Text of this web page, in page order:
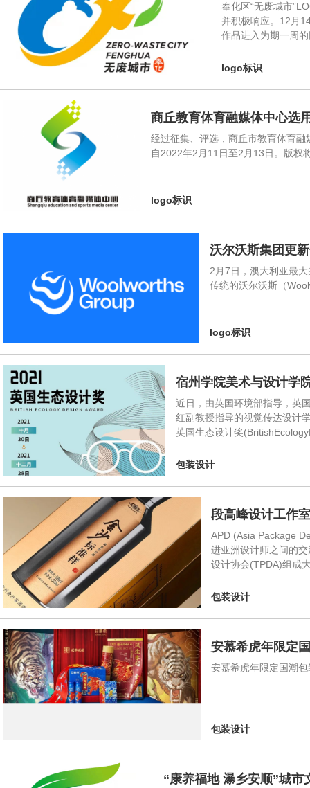
奉化区“无废城市
并积极响应。12月
作品进入为期一周
logo标识
商丘教育体育融媒体中心选
经过征集、评选，商丘市教育体育
自2022年2月11日至2月13日。版权
logo标识
沃尔沃斯集团更
2月7日，澳大利亚最
传统的沃尔沃斯（
logo标识
宿州学院美术与设计学
近日，由英国环境部指导，英
红副教授指导的视觉传达设计
英国生态设计奖
包装设计
段高峰设计工作
APD (Asia Package
进亚洲设计师之间的
设计协会(TPDA)组成
包装设计
安慕希虎年限定
安慕希虎年限定国潮
包装设计
“康养福地 瀑乡安顺”城